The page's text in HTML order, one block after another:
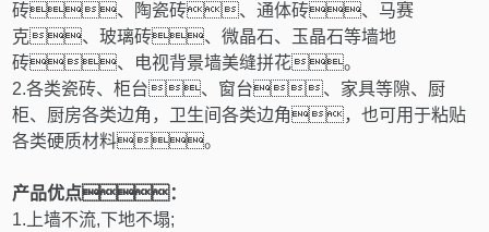
砖、陶瓷砖、通体砖、马赛
克、玻璃砖、微晶石、玉晶石等墙地
砖、电视背景墙美缝拼花。
2.各类瓷砖、柜台、窗台、家具等隙、厨
柜、厨房各类边角，卫生间各类边角，也可用于粘贴
各类硬质材料。
产品优点：
1. 上墙不流,下地不塌;